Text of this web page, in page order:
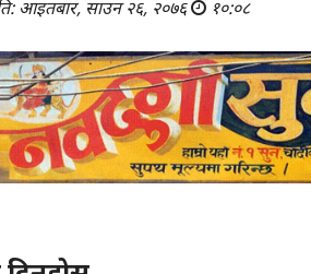
आइतबार, साउन २६, २०७६ १०:०८